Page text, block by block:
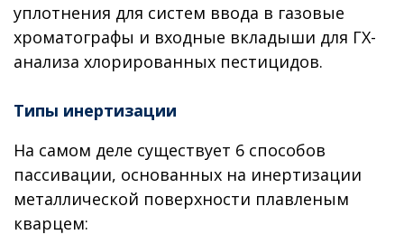
уплотнения для систем ввода в газовые
хроматографы и входные вкладыши для ГХ-
анализа хлорированных пестицидов.
Типы инертизации
На самом деле существует 6 способов
пассивации, основанных на инертизации
металлической поверхности плавленым
кварцем: